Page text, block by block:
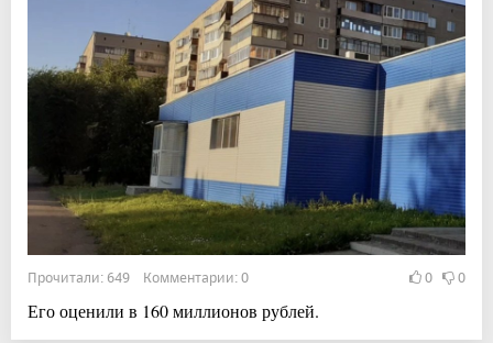
Прочитали: 649 Комментарии: 0 0 0
Его оценили в 160 миллионов рублей.